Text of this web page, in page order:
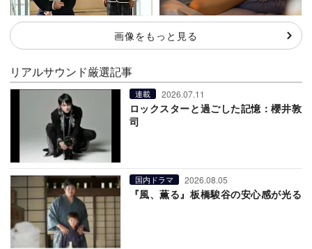
画像をもっと見る
リアルサウンド厳選記事
連載 2026.07.11
ロックスターと過ごした記憶：櫻井敦
司
国内ドラマ 2026.08.05
『風、薫る』板橋駿谷の安心感が光る